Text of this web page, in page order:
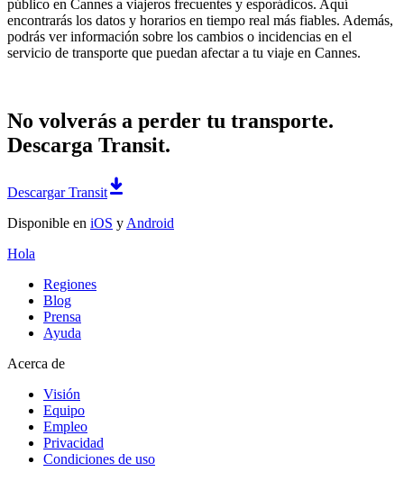
público en Cannes a viajeros frecuentes y esporádicos. Aquí
encontrarás los datos y horarios en tiempo real más fiables. Además,
podrás ver información sobre los cambios o incidencias en el
servicio de transporte que puedan afectar a tu viaje en Cannes.
No volverás a perder tu transporte.
Descarga Transit.
Descargar Transit
Disponible en iOS y Android
Hola
Regiones
Blog
Prensa
Ayuda
Acerca de
Visión
Equipo
Empleo
Privacidad
Condiciones de uso